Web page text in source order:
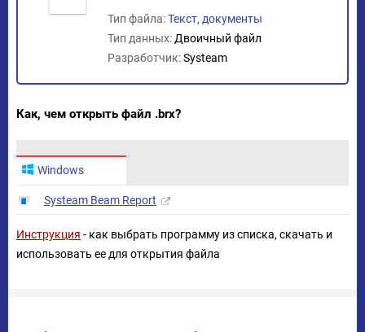
Тип файла:Текст, документы
Тип данных: Двоичный файл
Разработчик:Systeam
Как, чем открыть файл .brx?
Windows
Systeam Beam Report
Инструкция - как выбрать программу из списка, скачать и
использовать ее для открытия файла